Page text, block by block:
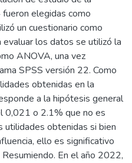
elegidas como
un cuestionario como
los datos se utilizó la
ANOVA, una vez
SPSS versión 22. Como
obtenidas en la
a la hipótesis general
0,021 o 2.1% que no es
utilidades obtenidas si bien
ello es significativo
En el año 2022,